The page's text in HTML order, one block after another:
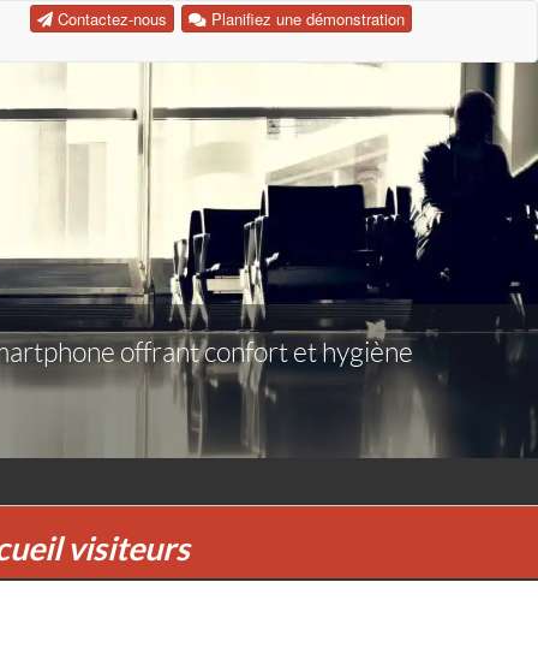
Planifiez une démonstration
Contactez-nous
offrant confort et hygiène
visiteurs